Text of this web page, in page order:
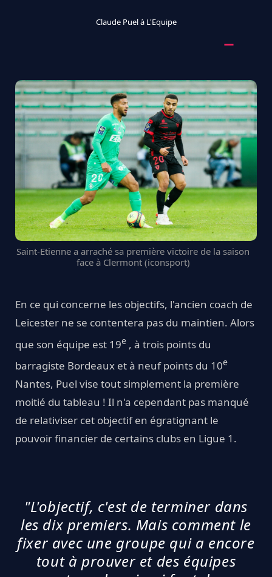
Claude Puel à L'Equipe
Saint-Etienne a arraché sa première victoire de la saison
face à Clermont (iconsport)
En ce qui concerne les objectifs, l'ancien coach de
Leicester ne se contentera pas du maintien. Alors
que son équipe est 19e , à trois points du
barragiste Bordeaux et à neuf points du 10e
Nantes, Puel vise tout simplement la première
moitié du tableau ! Il n'a cependant pas manqué
de relativiser cet objectif en égratignant le
pouvoir financier de certains clubs en Ligue 1.
"L'objectif, c'est de terminer dans
les dix premiers. Mais comment le
fixer avec une groupe qui a encore
tout à prouver et des équipes